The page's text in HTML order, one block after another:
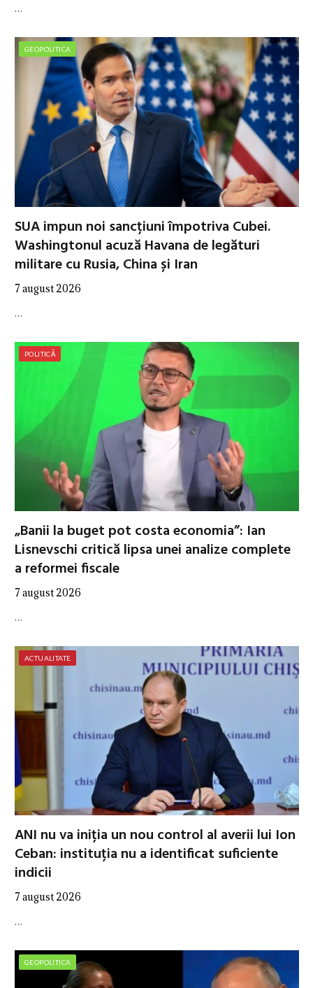
…
GEOPOLITICA
SUA impun noi sancțiuni împotriva Cubei.
Washingtonul acuză Havana de legături
militare cu Rusia, China și Iran
7 august 2026
…
POLITICĂ
„Banii la buget pot costa economia”: Ian
Lisnevschi critică lipsa unei analize complete
a reformei fiscale
7 august 2026
…
ACTUALITATE
ANI nu va iniția un nou control al averii lui Ion
Ceban: instituția nu a identificat suficiente
indicii
7 august 2026
…
GEOPOLITICA